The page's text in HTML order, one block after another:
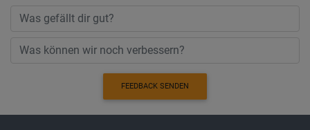
FEEDBACK SENDEN